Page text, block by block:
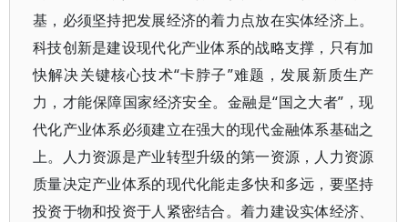
基，必须坚持把发展经济的着力点放在实体经济上。
科技创新是建设现代化产业体系的战略支撑，只有加
快解决关键核心技术“卡脖子”难题，发展新质生产
力，才能保障国家经济安全。金融是“国之大者”，现
代化产业体系必须建立在强大的现代金融体系基础之
上。人力资源是产业转型升级的第一资源，人力资源
质量决定产业体系的现代化能走多快和多远，要坚持
投资于物和投资于人紧密结合。着力建设实体经济、